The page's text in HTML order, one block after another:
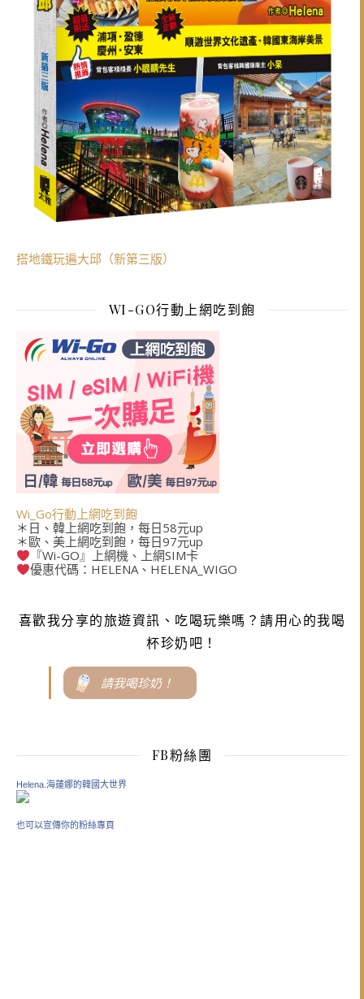
搭地鐵玩遍大邱（新第三版）
WI-GO行動上網吃到飽
Wi_Go行動上網吃到飽
＊日、韓上網吃到飽，每日58元up
＊歐、美上網吃到飽，每日97元up
『Wi-GO』上網機、上網SIM卡
優惠代碼：HELENA、HELENA_WIGO
喜歡我分享的旅遊資訊、吃喝玩樂嗎？請用心的我喝
杯珍奶吧！
請我喝珍奶！
FB粉絲團
Helena.海蓮娜的韓國大世界
也可以宣傳你的粉絲專頁